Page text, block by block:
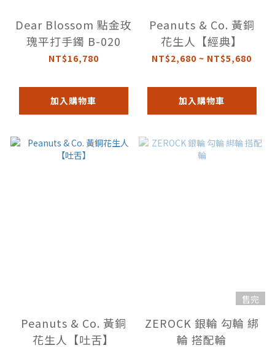
Dear Blossom 點金玫
瑰平打手鐲 B-020
NT$16,780
加入購物車
Peanuts & Co. 黃銅
花生人【經典】
NT$2,680 ~ NT$5,680
加入購物車
Peanuts & Co. 黃銅
花生人【吐舌】
售完
ZEROCK 銀輪 勾輪 綁
輪 搭配輪